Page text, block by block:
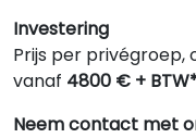
Investering
Prijs per privégroep,
vanaf 4800 € +
Neem contact met